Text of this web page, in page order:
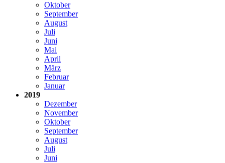
Oktober
September
August
Juli
Juni
Mai
April
März
Februar
Januar
2019
Dezember
November
Oktober
September
August
Juli
Juni